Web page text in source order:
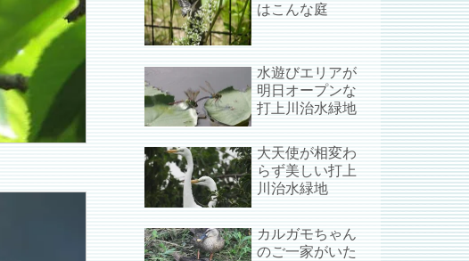
はこんな庭
水遊びエリアが
明日オープンな
打上川治水緑地
大天使が相変わ
らず美しい打上
川治水緑地
カルガモちゃん
のご一家がいた